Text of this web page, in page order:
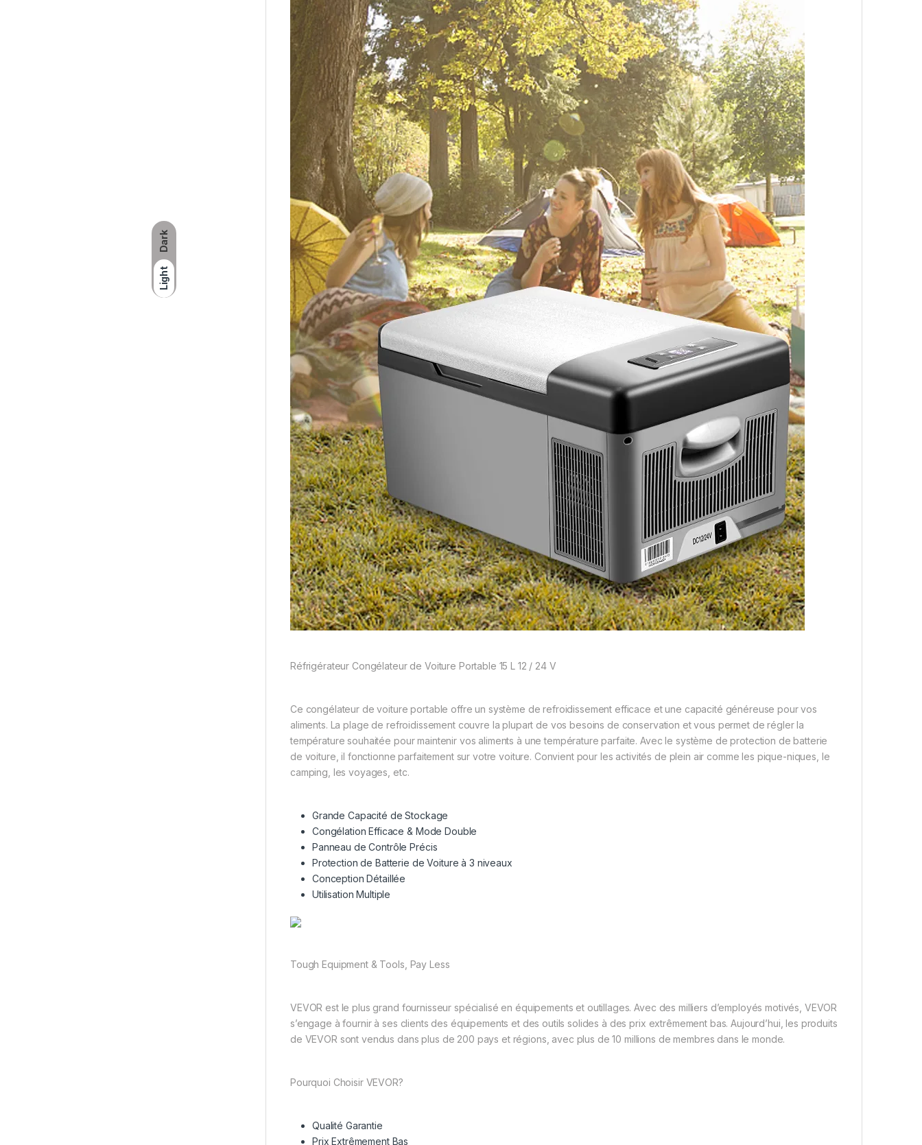
Dark
Light
Réfrigérateur Congélateur de Voiture Portable 15 L 12 / 24 V
Ce congélateur de voiture portable offre un système de refroidissement efficace et une capacité généreuse pour vos
aliments. La plage de refroidissement couvre la plupart de vos besoins de conservation et vous permet de régler la
température souhaitée pour maintenir vos aliments à une température parfaite. Avec le système de protection de batterie
de voiture, il fonctionne parfaitement sur votre voiture. Convient pour les activités de plein air comme les pique-niques, le
camping, les voyages, etc.
Grande Capacité de Stockage
Congélation Efficace & Mode Double
Panneau de Contrôle Précis
Protection de Batterie de Voiture à 3 niveaux
Conception Détaillée
Utilisation Multiple
Tough Equipment & Tools, Pay Less
VEVOR est le plus grand fournisseur spécialisé en équipements et outillages. Avec des milliers d’employés motivés, VEVOR
s’engage à fournir à ses clients des équipements et des outils solides à des prix extrêmement bas. Aujourd’hui, les produits
de VEVOR sont vendus dans plus de 200 pays et régions, avec plus de 10 millions de membres dans le monde.
Pourquoi Choisir VEVOR?
Qualité Garantie
Prix Extrêmement Bas